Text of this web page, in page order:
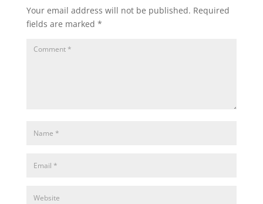
Your email address will not be published. Required
fields are marked *